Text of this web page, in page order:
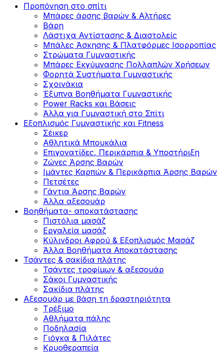
Προπόνηση στο σπίτι
Μπάρες άρσης βαρών & Αλτήρες
Βάρη
Λάστιχα Αντίστασης & Διαστολείς
Μπάλες Άσκησης & Πλατφόρμες Ισορροπίας
Στρώματα Γυμναστικής
Μπάρες Εκγύμνασης Πολλαπλών Χρήσεων
Φορητά Συστήματα Γυμναστικής
Σχοινάκια
Έξυπνα Βοηθήματα Γυμναστικής
Power Racks και Βάσεις
Άλλα για Γυμναστική στο Σπίτι
Εξοπλισμός Γυμναστικής και Fitness
Σέικερ
Αθλητικά Μπουκάλια
Επιγονατίδες, Περικάρπια & Υποστήριξη
Ζώνες Άρσης Βαρών
Ιμάντες Καρπών & Περικάρπια Άρσης Βαρών
Πετσέτες
Γάντια Άρσης Βαρών
Άλλα αξεσουάρ
Βοηθήματα- αποκατάστασης
Πιστόλια μασάζ
Εργαλεία μασάζ
Κύλινδροι Αφρού & Εξοπλισμός Μασάζ
Άλλα Βοηθήματα Αποκατάστασης
Τσάντες & σακίδια πλάτης
Τσάντες τροφίμων & αξεσουάρ
Σάκοι Γυμναστικής
Σακίδια πλάτης
Αξεσουάρ με βάση τη δραστηριότητα
Tρέξιμο
Αθλήματα πάλης
Ποδηλασία
Γιόγκα & Πιλάτες
Κρυοθεραπεία